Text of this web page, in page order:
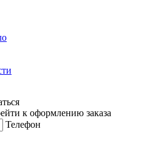
к оформлению заказа
Телефон